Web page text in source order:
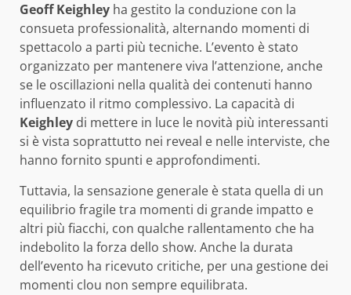
Geoff Keighley ha gestito la conduzione con la
consueta professionalità, alternando momenti di
spettacolo a parti più tecniche. L’evento è stato
organizzato per mantenere viva l’attenzione, anche
se le oscillazioni nella qualità dei contenuti hanno
influenzato il ritmo complessivo. La capacità di
Keighley di mettere in luce le novità più interessanti
si è vista soprattutto nei reveal e nelle interviste, che
hanno fornito spunti e approfondimenti.
Tuttavia, la sensazione generale è stata quella di un
equilibrio fragile tra momenti di grande impatto e
altri più fiacchi, con qualche rallentamento che ha
indebolito la forza dello show. Anche la durata
dell’evento ha ricevuto critiche, per una gestione dei
momenti clou non sempre equilibrata.